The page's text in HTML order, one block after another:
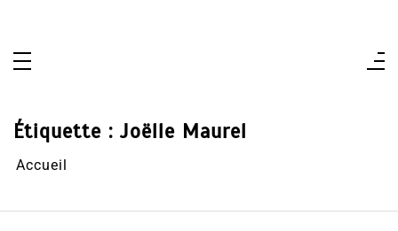
Étiquette : Joëlle Maurel
Accueil